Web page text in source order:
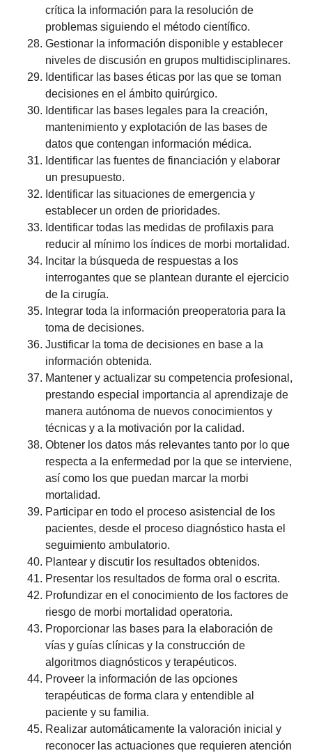
crítica la información para la resolución de
problemas siguiendo el método científico.
Gestionar la información disponible y establecer
niveles de discusión en grupos multidisciplinares.
Identificar las bases éticas por las que se toman
decisiones en el ámbito quirúrgico.
Identificar las bases legales para la creación,
mantenimiento y explotación de las bases de
datos que contengan información médica.
Identificar las fuentes de financiación y elaborar
un presupuesto.
Identificar las situaciones de emergencia y
establecer un orden de prioridades.
Identificar todas las medidas de profilaxis para
reducir al mínimo los índices de morbi mortalidad.
Incitar la búsqueda de respuestas a los
interrogantes que se plantean durante el ejercicio
de la cirugía.
Integrar toda la información preoperatoria para la
toma de decisiones.
Justificar la toma de decisiones en base a la
información obtenida.
Mantener y actualizar su competencia profesional,
prestando especial importancia al aprendizaje de
manera autónoma de nuevos conocimientos y
técnicas y a la motivación por la calidad.
Obtener los datos más relevantes tanto por lo que
respecta a la enfermedad por la que se interviene,
así como los que puedan marcar la morbi
mortalidad.
Participar en todo el proceso asistencial de los
pacientes, desde el proceso diagnóstico hasta el
seguimiento ambulatorio.
Plantear y discutir los resultados obtenidos.
Presentar los resultados de forma oral o escrita.
Profundizar en el conocimiento de los factores de
riesgo de morbi mortalidad operatoria.
Proporcionar las bases para la elaboración de
vías y guías clínicas y la construcción de
algoritmos diagnósticos y terapéuticos.
Proveer la información de las opciones
terapéuticas de forma clara y entendible al
paciente y su familia.
Realizar automáticamente la valoración inicial y
reconocer las actuaciones que requieren atención